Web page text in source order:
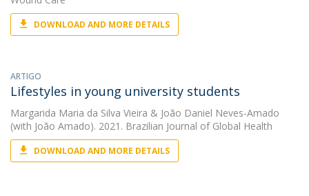
DOWNLOAD AND MORE DETAILS
ARTIGO
Lifestyles in young university students
Margarida Maria da Silva Vieira & João Daniel Neves-Amado
(with João Amado). 2021. Brazilian Journal of Global Health
DOWNLOAD AND MORE DETAILS